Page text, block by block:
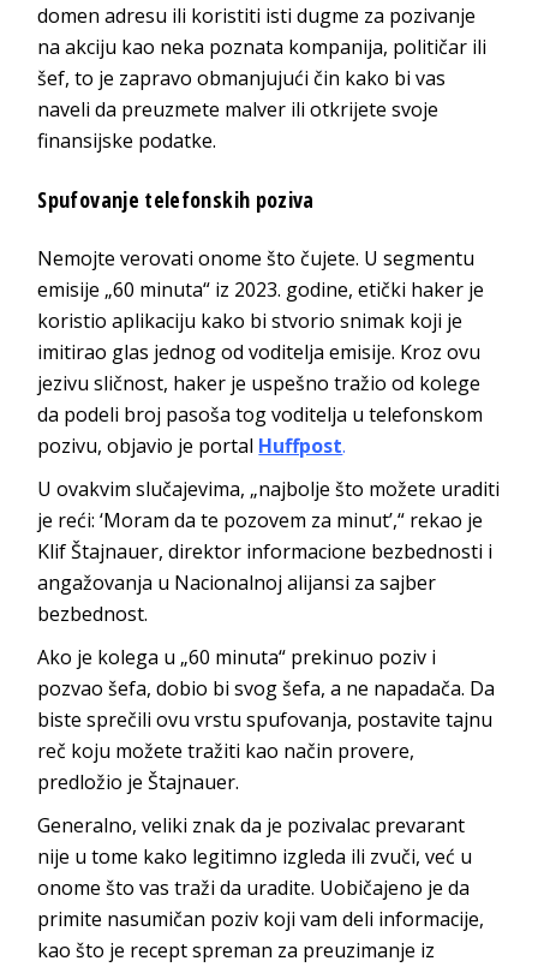
domen adresu ili koristiti isti dugme za pozivanje
na akciju kao neka poznata kompanija, političar ili
šef, to je zapravo obmanjujući čin kako bi vas
naveli da preuzmete malver ili otkrijete svoje
finansijske podatke.
Spufovanje telefonskih poziva
Nemojte verovati onome što čujete. U segmentu
emisije „60 minuta“ iz 2023. godine, etički haker je
koristio aplikaciju kako bi stvorio snimak koji je
imitirao glas jednog od voditelja emisije. Kroz ovu
jezivu sličnost, haker je uspešno tražio od kolege
da podeli broj pasoša tog voditelja u telefonskom
pozivu, objavio je portal Huffpost.
U ovakvim slučajevima, „najbolje što možete uraditi
je reći: ‘Moram da te pozovem za minut’,“ rekao je
Klif Štajnauer, direktor informacione bezbednosti i
angažovanja u Nacionalnoj alijansi za sajber
bezbednost.
Ako je kolega u „60 minuta“ prekinuo poziv i
pozvao šefa, dobio bi svog šefa, a ne napadača. Da
biste sprečili ovu vrstu spufovanja, postavite tajnu
reč koju možete tražiti kao način provere,
predložio je Štajnauer.
Generalno, veliki znak da je pozivalac prevarant
nije u tome kako legitimno izgleda ili zvuči, već u
onome što vas traži da uradite. Uobičajeno je da
primite nasumičan poziv koji vam deli informacije,
kao što je recept spreman za preuzimanje iz